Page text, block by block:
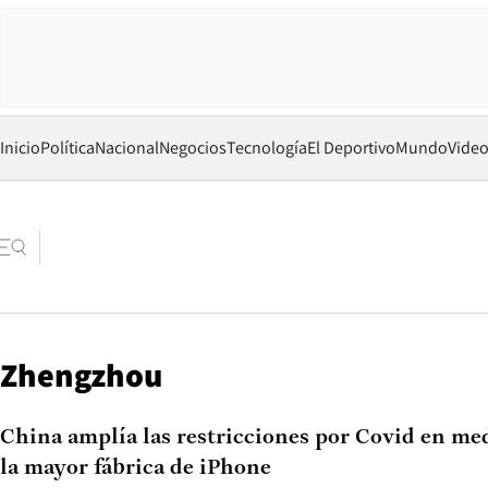
InicioPolíticaNacionalNegociosTecnologíaEl DeportivoMundo
Zhengzhou
China amplía las restricciones por Covid en
la mayor fábrica de iPhone